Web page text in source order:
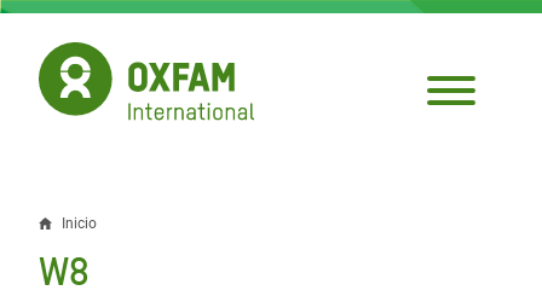
Pasar
contenido
principal
Sobrescribir
enlaces
Inicio
W8